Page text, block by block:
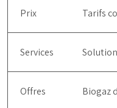
Prix Tarifs
Services
Offres Biogaz